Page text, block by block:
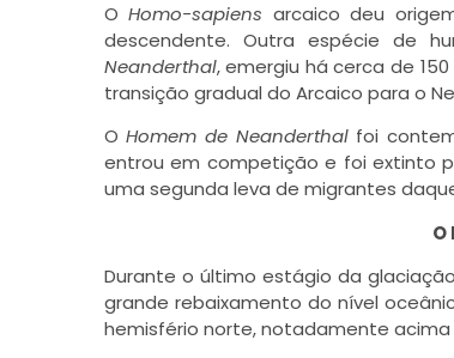
OHomo-sapiens arcaico deu
descendente. Outra espécie de
Neanderthal, emergiu há cerca de
transição gradual do Arcaico para o
OHomem de Neanderthalfoi
entrou em competição e foi extinto
uma segunda leva de migrantes
O
Durante o último estágio da
grande rebaixamento do nível
hemisfério norte, notadamente acima